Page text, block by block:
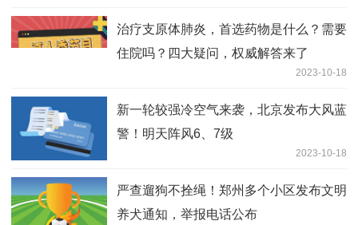
治疗支原体肺炎，首选药物是什么？需要
住院吗？四大疑问，权威解答来了
2023-10-18
新一轮较强冷空气来袭，北京发布大风蓝
警！明天阵风6、7级
2023-10-18
严查遛狗不拴绳！郑州多个小区发布文明
养犬通知，举报电话公布